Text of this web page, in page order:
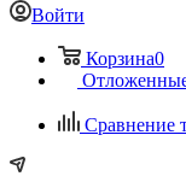
Войти
Корзина0
Сравнение